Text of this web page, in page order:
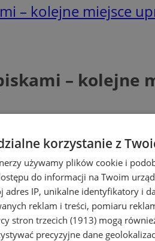
– kolejne miejsce
– kolejne
korzystanie z
używamy plików cookie i
do informacji na Twoim
adres IP, unikalne identyfikatory i
reklam i treści, pomiaru
stron trzecich (1913) mogą
precyzyjne dane